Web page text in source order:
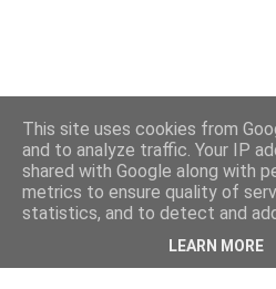
This site uses cookies from
and to analyze traffic. Your IP
shared with Google along with
metrics to ensure quality of
statistics, and to detect and
LEARN MORE